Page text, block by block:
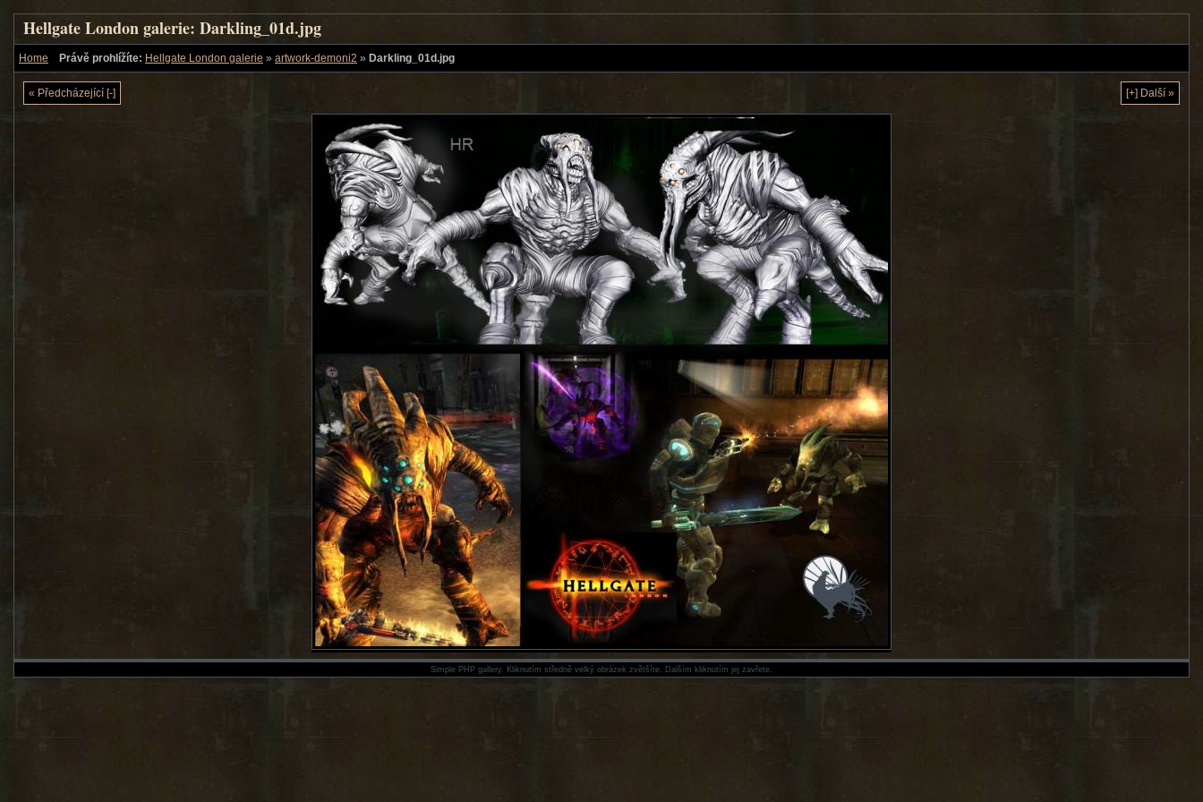
Hellgate London galerie: Darkling_01d.jpg
Home Právě prohlížíte: Hellgate London galerie » artwork-demoni2 » Darkling_01d.jpg
« Předcházející [-] [+] Další »
Simple PHP gallery. Kliknutím středně velký obrázek zvětšíte. Dalším kliknutím jej zavřete.